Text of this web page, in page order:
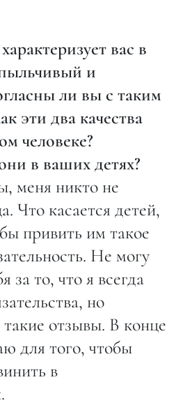
вас в
и
ли вы с таким
эти два качества
человеке?
в ваших детях?
меня никто не
Что касается детей,
привить им такое
Не могу
за то, что я всегда
но
отзывы. В конце
для того, чтобы
в